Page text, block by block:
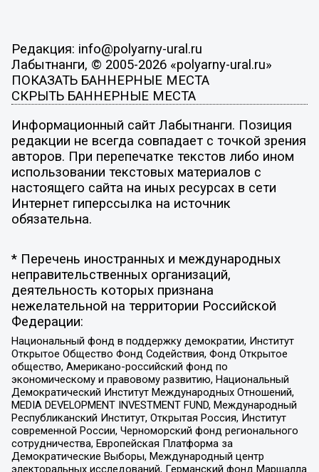
Редакция: info@polyarny-ural.ru
Лабытнанги, © 2005-2026 «polyarny-ural.ru»
ПОКАЗАТЬ БАННЕРНЫЕ МЕСТА
СКРЫТЬ БАННЕРНЫЕ МЕСТА
Информационный сайт Лабытнанги. Позиция
редакции не всегда совпадает с точкой зрения
авторов. При перепечатке текстов либо ином
использовании текстовых материалов с
настоящего сайта на иных ресурсах в сети
Интернет гиперссылка на источник
обязательна.
* Перечень иностранных и международных
неправительственных организаций,
деятельность которых признана
нежелательной на территории Российской
Федерации:
Национальный фонд в поддержку демократии, Институт
Открытое Общество Фонд Содействия, Фонд Открытое
общество, Американо-российский фонд по
экономическому и правовому развитию, Национальный
Демократический Институт Международных Отношений,
MEDIA DEVELOPMENT INVESTMENT FUND, Международный
Республиканский Институт, Открытая Россия, Институт
современной России, Черноморский фонд регионального
сотрудничества, Европейская Платформа за
Демократические Выборы, Международный центр
электоральных исследований, Германский фонд Маршалла